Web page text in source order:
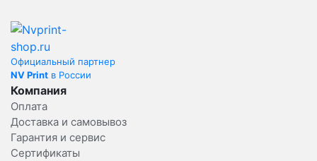
Официальный партнер
NV Print в России
Компания
Оплата
Доставка и самовывоз
Гарантия и сервис
Сертификаты